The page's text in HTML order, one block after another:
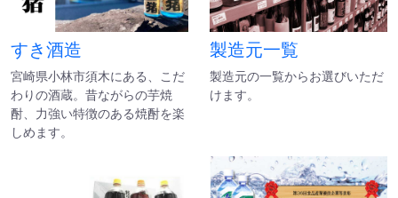
すき酒造
宮崎県小林市須木にある、こだ
わりの酒蔵。昔ながらの芋焼
酎、力強い特徴のある焼酎を楽
しめます。
製造元一覧
製造元の一覧からお選びいただ
けます。